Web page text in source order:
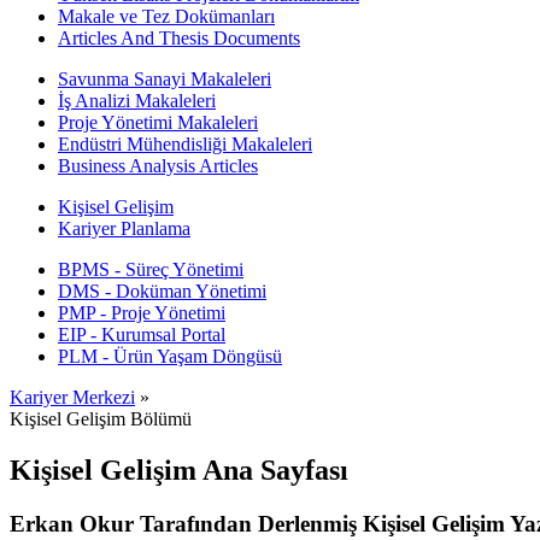
Makale ve Tez Dokümanları
Articles And Thesis Documents
Savunma Sanayi Makaleleri
İş Analizi Makaleleri
Proje Yönetimi Makaleleri
Endüstri Mühendisliği Makaleleri
Business Analysis Articles
Kişisel Gelişim
Kariyer Planlama
BPMS - Süreç Yönetimi
DMS - Doküman Yönetimi
PMP - Proje Yönetimi
EIP - Kurumsal Portal
PLM - Ürün Yaşam Döngüsü
Kariyer Merkezi »
Kişisel Gelişim Bölümü
Kişisel Gelişim Ana Sayfası
Erkan Okur Tarafından Derlenmiş Kişisel Gelişim